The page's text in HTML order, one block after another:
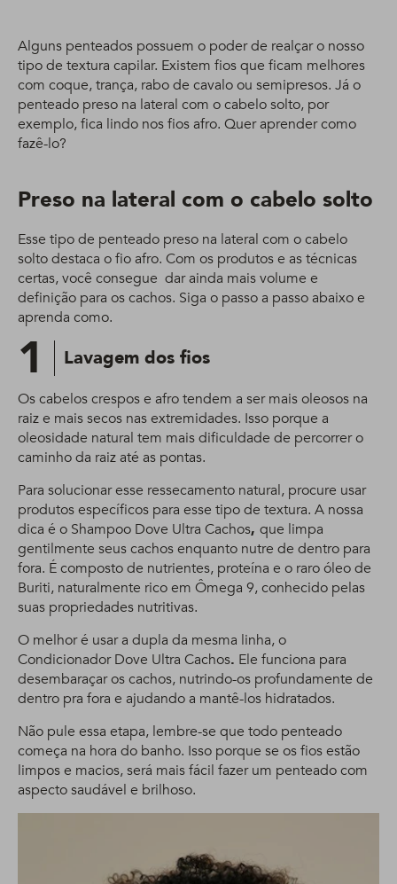
Alguns penteados possuem o poder de realçar o nosso
tipo de textura capilar. Existem fios que ficam melhores
com coque, trança, rabo de cavalo ou semipresos. Já o
penteado preso na lateral com o cabelo solto, por
exemplo, fica lindo nos fios afro. Quer aprender como
fazê-lo?
Preso na lateral com o cabelo solto
Esse tipo de penteado preso na lateral com o cabelo
solto destaca o fio afro. Com os produtos e as técnicas
certas, você consegue dar ainda mais volume e
definição para os cachos. Siga o passo a passo abaixo e
aprenda como.
1 Lavagem dos fios
Os cabelos crespos e afro tendem a ser mais oleosos na
raiz e mais secos nas extremidades. Isso porque a
oleosidade natural tem mais dificuldade de percorrer o
caminho da raiz até as pontas.
Para solucionar esse ressecamento natural, procure usar
produtos específicos para esse tipo de textura. A nossa
dica é o Shampoo Dove Ultra Cachos, que limpa
gentilmente seus cachos enquanto nutre de dentro para
fora. É composto de nutrientes, proteína e o raro óleo de
Buriti, naturalmente rico em Ômega 9, conhecido pelas
suas propriedades nutritivas.
O melhor é usar a dupla da mesma linha, o
Condicionador Dove Ultra Cachos. Ele funciona para
desembaraçar os cachos, nutrindo-os profundamente de
dentro pra fora e ajudando a mantê-los hidratados.
Não pule essa etapa, lembre-se que todo penteado
começa na hora do banho. Isso porque se os fios estão
limpos e macios, será mais fácil fazer um penteado com
aspecto saudável e brilhoso.